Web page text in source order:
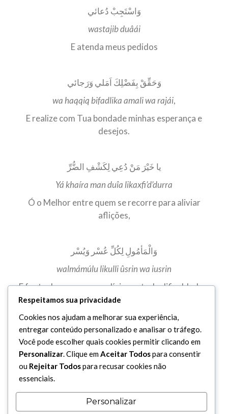
وَاسْتَجِبْ دُعائي
wastajib duâái
E atenda meus pedidos
وَحَقِّقْ بِفَضْلِكَ اَمَلي وَرَجائي
wa haqqiq bifadlika amali wa rajái,
E realize com Tua bondade minhas esperança e
desejos.
يا خَيْرَ مَنْ دُعِي لِكَشْفِ الضُّرِّ
Yá khaíra man duîa likaxfi’d’durra
Ó o Melhor entre quem se recorre para aliviar
aflições,
وَالْمَأمُولِ لِكُلِّ عُسْر وَيُسْر
walmámúlu likulli ûsrin wa iusrin
E fonte de esperança e alívio em toda dificuldade e
prosperidade,
بِكَ اَنْزَلْتُ حاجَتي
bika anzaltu hájati
A ti confesso minha necessidade,
فلا تَرُدَّني مِنْ سَنِيِّ مَواهِبِكَ خائِباً
Respeitamos sua privacidade
Cookies nos ajudam a melhorar sua experiência,
entregar conteúdo personalizado e analisar o tráfego.
Você pode escolher quais cookies permitir clicando em
Personalizar. Clique emAceitar Todospara consentir
ou Rejeitar Todospara recusar cookies não
essenciais.
Personalizar